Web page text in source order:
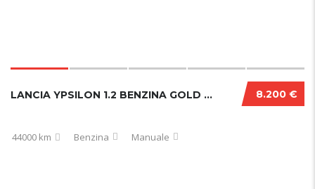
8.200 €
LANCIA YPSILON 1.2 BENZINA GOLD 44000 KM
44000 km Benzina Manuale